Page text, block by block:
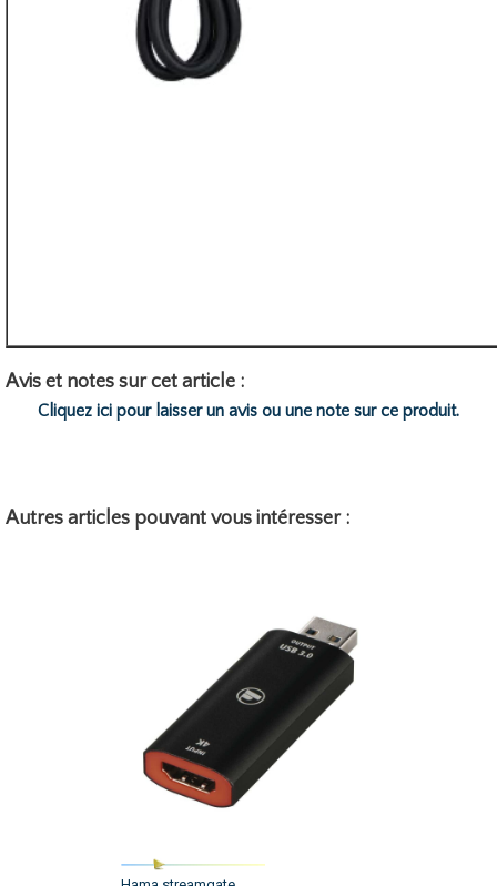
Avis et notes sur cet article :
Cliquez ici pour laisser un avis ou une note sur ce produit.
Autres articles pouvant vous intéresser :